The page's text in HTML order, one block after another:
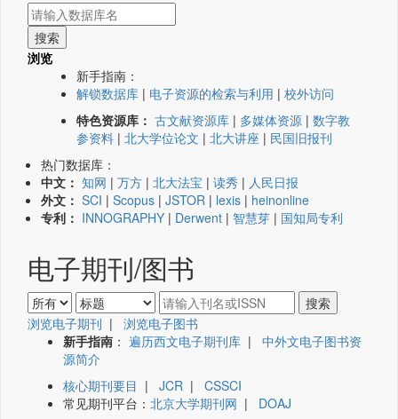
浏览
新手指南：
解锁数据库 | 电子资源的检索与利用 | 校外访问
特色资源库： 古文献资源库 | 多媒体资源 | 数字教
参资料 | 北大学位论文 | 北大讲座 | 民国旧报刊
热门数据库：
中文： 知网 | 万方 | 北大法宝 | 读秀 | 人民日报
外文： SCI | Scopus | JSTOR | lexis | heinonline
专利： INNOGRAPHY | Derwent | 智慧芽 | 国知局专利
电子期刊/图书
浏览电子期刊 | 浏览电子图书
新手指南 ： 遍历西文电子期刊库 | 中外文电子图书资
源简介
核心期刊要目 | JCR | CSSCI
常见期刊平台： 北京大学期刊网 | DOAJ